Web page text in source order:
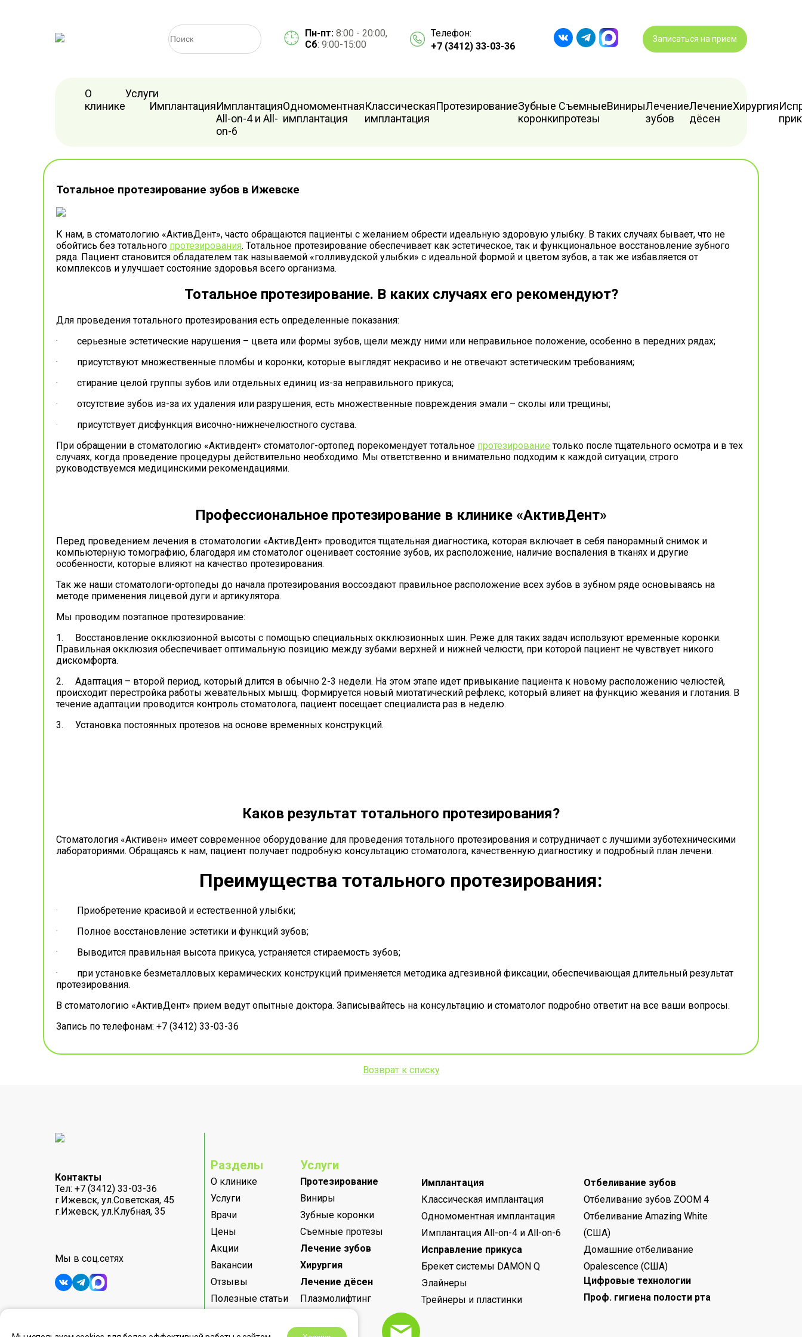
Пн-пт:8:00 - 20:00,
Сб: 9:00-15:00
Телефон:
+7 (3412) 33-03-36
Записаться на прием
О
клинике
Услуги
ИмплантацияИмплантация
All-on-4 и All-
on-6
Одномоментная
имплантация
Классическая
имплантация
ПротезированиеЗубные
коронки
Съемные
протезы
ВинирыЛечение
зубов
Лечение
дёсен
Хирургия
Тотальное протезирование зубов в Ижевске
К нам, в стоматологию «АктивДент», часто обращаются пациенты с желанием обрести идеальную здоровую улыбку. В таких случаях бывает, что не
обойтись без тотального протезирования. Тотальное протезирование обеспечивает как эстетическое, так и функциональное восстановление зубного
ряда. Пациент становится обладателем так называемой «голливудской улыбки» с идеальной формой и цветом зубов, а так же избавляется от
комплексов и улучшает состояние здоровья всего организма.
Тотальное протезирование. В каких случаях его рекомендуют?
Для проведения тотального протезирования есть определенные показания:
· серьезные эстетические нарушения – цвета или формы зубов, щели между ними или неправильное положение, особенно в передних рядах;
· присутствуют множественные пломбы и коронки, которые выглядят некрасиво и не отвечают эстетическим требованиям;
· стирание целой группы зубов или отдельных единиц из-за неправильного прикуса;
· отсутствие зубов из-за их удаления или разрушения, есть множественные повреждения эмали – сколы или трещины;
· присутствует дисфункция височно-нижнечелюстного сустава.
При обращении в стоматологию «Активдент» стоматолог-ортопед порекомендует тотальное протезирование только после тщательного осмотра и в тех
случаях, когда проведение процедуры действительно необходимо. Мы ответственно и внимательно подходим к каждой ситуации, строго
руководствуемся медицинскими рекомендациями.
Профессиональное протезирование в клинике «АктивДент»
Перед проведением лечения в стоматологии «АктивДент» проводится тщательная диагностика, которая включает в себя панорамный снимок и
компьютерную томографию, благодаря им стоматолог оценивает состояние зубов, их расположение, наличие воспаления в тканях и другие
особенности, которые влияют на качество протезирования.
Так же наши стоматологи-ортопеды до начала протезирования воссоздают правильное расположение всех зубов в зубном ряде основываясь на
методе применения лицевой дуги и артикулятора.
Мы проводим поэтапное протезирование:
1. Восстановление окклюзионной высоты с помощью специальных окклюзионных шин. Реже для таких задач используют временные коронки.
Правильная окклюзия обеспечивает оптимальную позицию между зубами верхней и нижней челюсти, при которой пациент не чувствует никого
дискомфорта.
2. Адаптация – второй период, который длится в обычно 2-3 недели. На этом этапе идет привыкание пациента к новому расположению челюстей,
происходит перестройка работы жевательных мышц. Формируется новый миотатический рефлекс, который влияет на функцию жевания и глотания. В
течение адаптации проводится контроль стоматолога, пациент посещает специалиста раз в неделю.
3. Установка постоянных протезов на основе временных конструкций.
Каков результат тотального протезирования?
Стоматология «Активен» имеет современное оборудование для проведения тотального протезирования и сотрудничает с лучшими зуботехническими
лабораториями. Обращаясь к нам, пациент получает подробную консультацию стоматолога, качественную диагностику и подробный план лечени.
Преимущества тотального протезирования:
· Приобретение красивой и естественной улыбки;
· Полное восстановление эстетики и функций зубов;
· Выводится правильная высота прикуса, устраняется стираемость зубов;
· при установке безметалловых керамических конструкций применяется методика адгезивной фиксации, обеспечивающая длительный результат
протезирования.
В стоматологию «АктивДент» прием ведут опытные доктора. Записывайтесь на консультацию и стоматолог подробно ответит на все ваши вопросы.
Запись по телефонам: +7 (3412) 33-03-36
Возврат к списку
Контакты
Тел: +7 (3412) 33-03-36
г.Ижевск, ул.Советская, 45
г.Ижевск, ул.Клубная, 35
Мы в соц.сетях
Разделы
О клинике
Услуги
Врачи
Цены
Акции
Вакансии
Отзывы
Полезные статьи
Услуги
Протезирование
Виниры
Зубные коронки
Съемные протезы
Лечение зубов
Хирургия
Лечение дёсен
Плазмолифтинг
Имплантация
Классическая имплантация
Одномоментная имплантация
Имплантация All-on-4 и All-on-6
Исправление прикуса
Брекет системы DAMON Q
Элайнеры
Трейнеры и пластинки
Отбеливание зубов
Отбеливание зубов ZOOM 4
Отбеливание Amazing White
(США)
Домашние отбеливание
Opalescence (США)
Цифровые технологии
Проф. гигиена полости рта